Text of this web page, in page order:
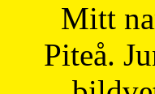
Mitt
Piteå.